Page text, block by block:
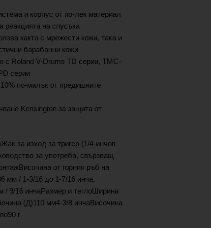
и корпус от по-лек материал
реакцията на спусъка
както с мрежести кожи, така и
барабанни кожи
с Roland V-Drums TD серии, TMC-
серии
по-малък от предишните
Kensington за защита от
за изход за тригер (1/4-инчов
за употреба, свързващ
от горния ръб на
мм / 1-3/16 до 1-7/16 инча,
/ 9/16 инчаРазмер и теглоШирина
(Д)110 мм4-3/8 инчаВисочина
г